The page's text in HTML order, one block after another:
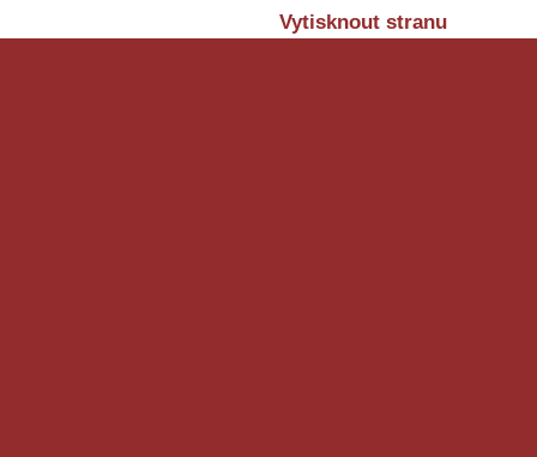
Vytisknout stranu